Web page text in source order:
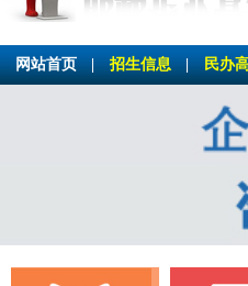
网站首页 招生信息 民办